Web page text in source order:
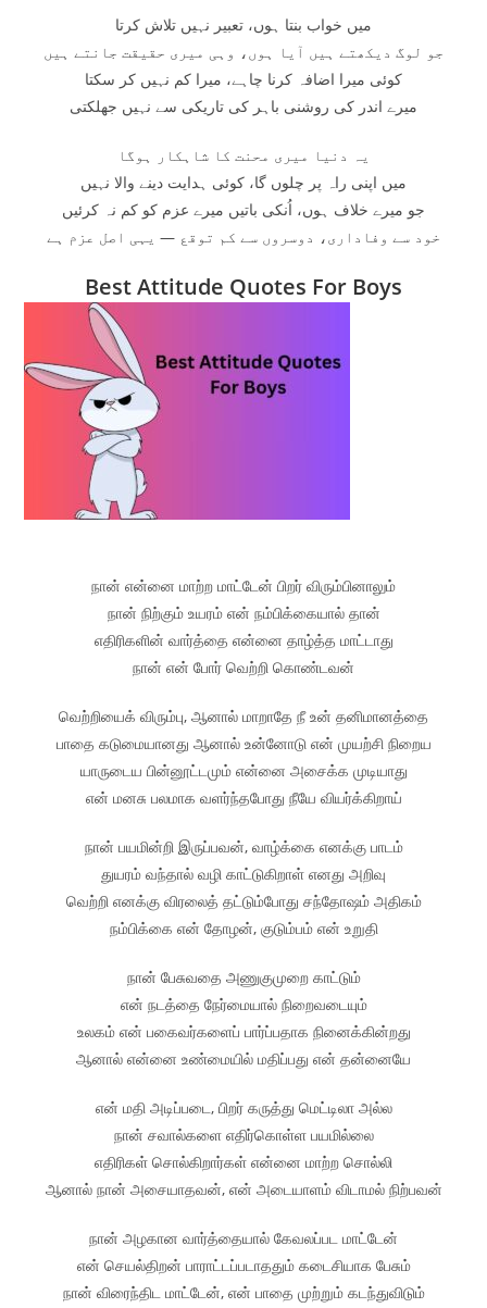
میں خواب بنتا ہوں، تعبیر نہیں تلاش کرتا
جو لوگ دیکھتے ہیں آیا ہوں، وہی میری حقیقت جانتے ہیں
کوئی میرا اضافہ کرنا چاہے، میرا کم نہیں کر سکتا
میرے اندر کی روشنی باہر کی تاریکی سے نہیں جھلکتی
یہ دنیا میری محنت کا شاہکار ہوگا
میں اپنی راہ پر چلوں گا، کوئی ہدایت دینے والا نہیں
جو میرے خلاف ہوں، اُنکی باتیں میرے عزم کو کم نہ کرئیں
خود سے وفاداری، دوسروں سے کم توقع — یہی اصل عزم ہے
Best Attitude Quotes For Boys
நான் என்னை மாற்ற மாட்டேன் பிறர் விரும்பினாலும்
நான் நிற்கும் உயரம் என் நம்பிக்கையால் தான்
எதிரிகளின் வார்த்தை என்னை தாழ்த்த மாட்டாது
நான் என் போர் வெற்றி கொண்டவன்
வெற்றியைக் விரும்பு, ஆனால் மாறாதே நீ உன் தனிமானத்தை
பாதை கடுமையானது ஆனால் உன்னோடு என் முயற்சி நிறைய
யாருடைய பின்னூட்டமும் என்னை அசைக்க முடியாது
என் மனசு பலமாக வளர்ந்தபோது நீயே வியர்க்கிறாய்
நான் பயமின்றி இருப்பவன், வாழ்க்கை எனக்கு பாடம்
துயரம் வந்தால் வழி காட்டுகிறாள் எனது அறிவு
வெற்றி எனக்கு விரலைத் தட்டும்போது சந்தோஷம் அதிகம்
நம்பிக்கை என் தோழன், குடும்பம் என் உறுதி
நான் பேசுவதை அணுகுமுறை காட்டும்
என் நடத்தை நேர்மையால் நிறைவடையும்
உலகம் என் பகைவர்களைப் பார்ப்பதாக நினைக்கின்றது
ஆனால் என்னை உண்மையில் மதிப்பது என் தன்னையே
என் மதி அடிப்படை, பிறர் கருத்து மெட்டிலா அல்ல
நான் சவால்களை எதிர்கொள்ள பயமில்லை
எதிரிகள் சொல்கிறார்கள் என்னை மாற்ற சொல்லி
ஆனால் நான் அசையாதவன், என் அடையாளம் விடாமல் நிற்பவன்
நான் அழகான வார்த்தையால் கேவலப்பட மாட்டேன்
என் செயல்திறன் பாராட்டப்படாததும் கடைசியாக பேசும்
நான் விரைந்திட மாட்டேன், என் பாதை முற்றும் கடந்துவிடும்